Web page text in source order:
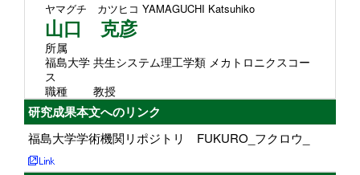
ヤマグチ カツヒコ YAMAGUCHI Katsuhiko
山口 克彦
所属
福島大学 共生システム理工学類 メカトロニクスコー
ス
職種
教授
研究成果本文へのリンク
福島大学学術機関リポジトリ FUKURO_フクロウ_